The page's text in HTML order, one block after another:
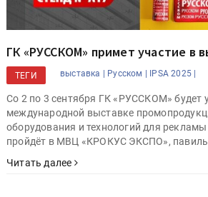
ГК «РУССКОМ» примет участие в
ТЕГИ выставка | Русском | IPSA 2025 |
Со 2 по 3 сентября ГК «РУССКОМ» будет
международной выставке
оборудования и технологий для
пройдёт в МВЦ «КРОКУС ЭКСПО»,
Читать далее